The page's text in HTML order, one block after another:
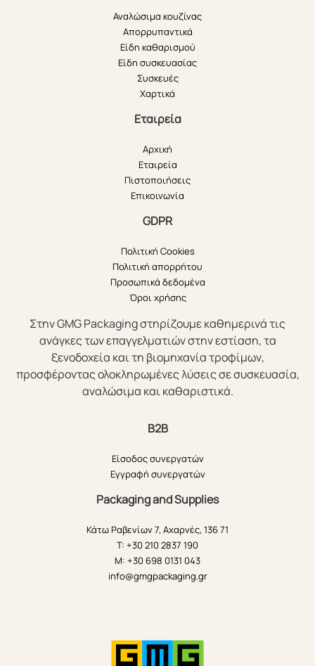
Αναλώσιμα κουζίνας
Απορρυπαντικά
Είδη καθαρισμού
Είδη συσκευασίας
Συσκευές
Χαρτικά
Εταιρεία
Αρχική
Εταιρεία
Πιστοποιήσεις
Επικοινωνία
GDPR
Πολιτική Cookies
Πολιτική απορρήτου
Προσωπικά δεδομένα
Όροι χρήσης
Στην GMG Packaging στηρίζουμε καθημερινά τις
ανάγκες των επαγγελματιών στην εστίαση, τα
ξενοδοχεία και τη βιομηχανία τροφίμων,
προσφέροντας ολοκληρωμένες λύσεις σε συσκευασία,
αναλώσιμα και καθαριστικά.
B2B
Είσοδος συνεργατών
Εγγραφή συνεργατών
Packaging and Supplies
Κάτω Ραβενίων 7, Αχαρνές, 136 71
T: +30 210 2837 190
M: +30 698 0131 043
info@gmgpackaging.gr